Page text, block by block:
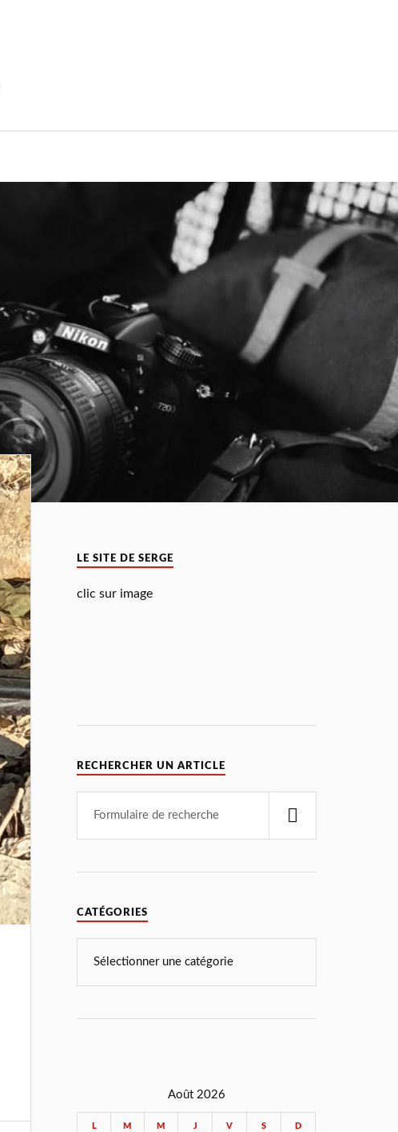
LE SITE DE SERGE
clic sur image
RECHERCHER UN ARTICLE
CATÉGORIES
Août 2026
L M M J V S D